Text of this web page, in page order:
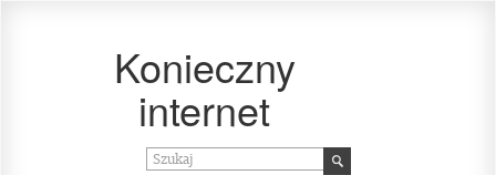
Konieczny
internet